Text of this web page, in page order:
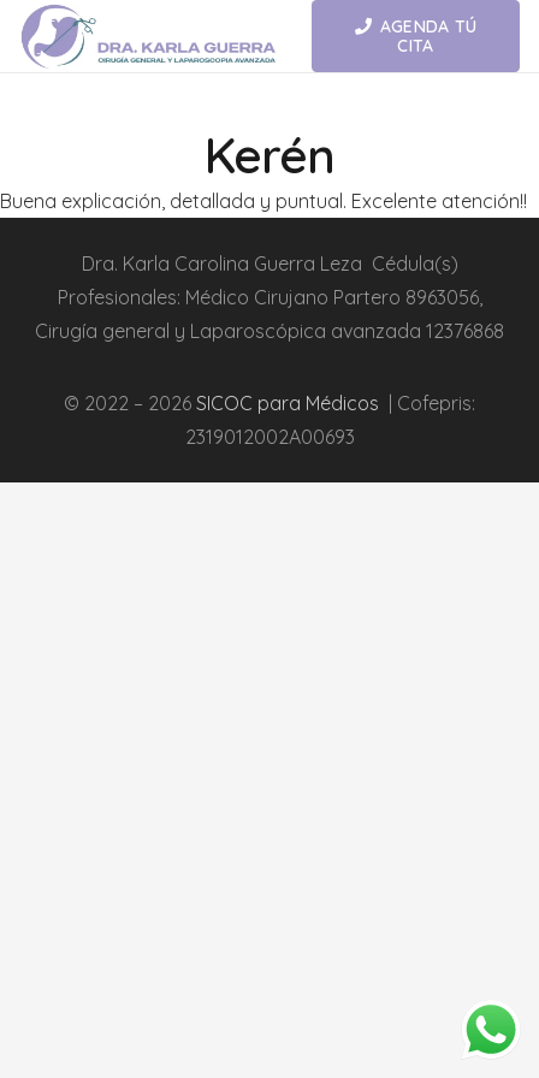
AGENDA TÚ
CITA
Kerén
Buena explicación, detallada y puntual. Excelente atención!!
Dra. Karla Carolina Guerra Leza Cédula(s)
Profesionales: Médico Cirujano Partero 8963056,
Cirugía general y L aparoscópica avanzada 12376868
© 2022 – 2026 SICOC para Médicos | Cofepris:
2319012002A00693